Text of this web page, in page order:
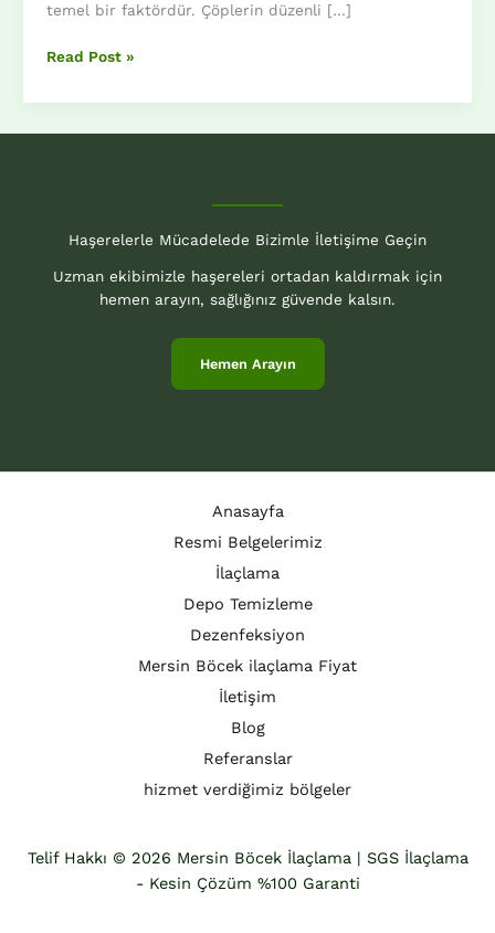
temel bir faktördür. Çöplerin düzenli […]
İş
Haşere
Verimli
Çalışma
Read Post »
Haşerelerle Mücadelede Bizimle İletişime Geçin
Uzman ekibimizle haşereleri ortadan kaldırmak için
hemen arayın, sağlığınız güvende kalsın.
Hemen Arayın
Anasayfa
Resmi Belgelerimiz
İlaçlama
Depo Temizleme
Dezenfeksiyon
Mersin Böcek ilaçlama Fiyat
İletişim
Blog
Referanslar
hizmet verdiğimiz bölgeler
Telif Hakkı © 2026 Mersin Böcek İlaçlama | SGS İlaçlama
- Kesin Çözüm %100 Garanti